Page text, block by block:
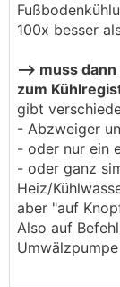
100x besser
--> muss
zum
gibt
- Abzweiger
- oder nur ein
- oder ganz
Heiz/
aber "auf
Also auf